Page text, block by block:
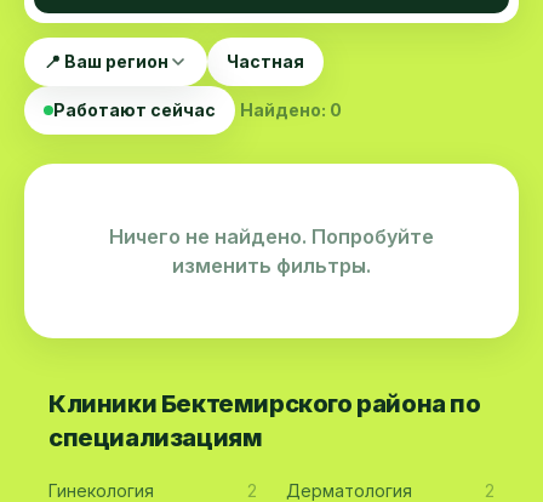
📍 Ваш регион Частная
Работают сейчас Найдено: 0
Ничего не найдено. Попробуйте
изменить фильтры.
Клиники Бектемирского района по
специализациям
Гинекология 2 Дерматология 2